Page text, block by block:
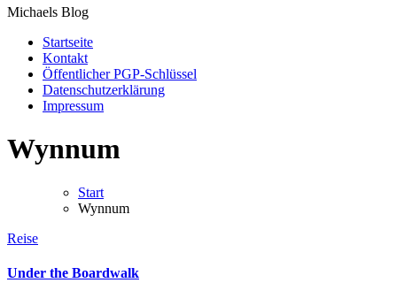
Michaels Blog
Startseite
Kontakt
Öffentlicher PGP-Schlüssel
Datenschutzerklärung
Impressum
Wynnum
Start
Wynnum
Reise
Under the Boardwalk